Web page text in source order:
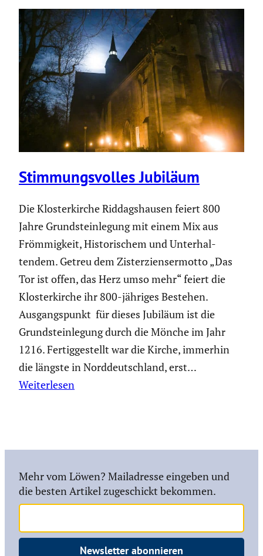
Stimmungs­volles Jubiläum
Die Kloster­kirche Riddags­hausen feiert 800
Jahre Grund­stein­le­gung mit einem Mix aus
Frömmig­keit, Histo­ri­schem und Unter­hal­
tendem. Getreu dem Zister­zi­en­ser­motto „Das
Tor ist offen, das Herz umso mehr“ feiert die
Kloster­kirche ihr 800-jähriges Bestehen.
Ausgangs­punkt für dieses Jubiläum ist die
Grund­stein­le­gung durch die Mönche im Jahr
1216. Fertig­ge­stellt war die Kirche, immerhin
die längste in Norddeutsch­land, erst…
Weiterlesen
Mehr vom Löwen? Mailadresse eingeben und
die besten Artikel zugeschickt bekommen.
Newsletter abonnieren